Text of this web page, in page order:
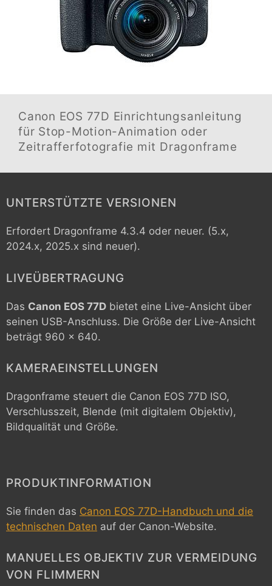
Canon EOS 77D Einrichtungsanleitung
für Stop-Motion-Animation oder
Zeitrafferfotografie mit Dragonframe
UNTERSTÜTZTE VERSIONEN
Erfordert Dragonframe 4.3.4 oder neuer. (5.x,
2024.x, 2025.x sind neuer).
LIVEÜBERTRAGUNG
Das Canon EOS 77D bietet eine Live-Ansicht über
seinen USB-Anschluss. Die Größe der Live-Ansicht
beträgt 960 x 640.
KAMERAEINSTELLUNGEN
Dragonframe steuert die Canon EOS 77D ISO,
Verschlusszeit, Blende (mit digitalem Objektiv),
Bildqualität und Größe.
PRODUKTINFORMATION
Sie finden das Canon EOS 77D-Handbuch und die
technischen Daten auf der Canon-Website.
MANUELLES OBJEKTIV ZUR VERMEIDUNG
VON FLIMMERN